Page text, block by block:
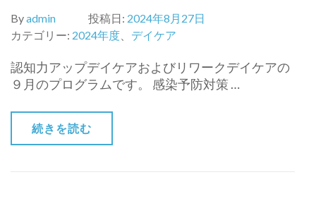
Byadmin 投稿日: 2024年8月27日
カテゴリー: 2024年度 デイケア
認知力アップデイケアおよびリワークデイケアの
９月のプログラムです。 感染予防対策 …
続きを読む